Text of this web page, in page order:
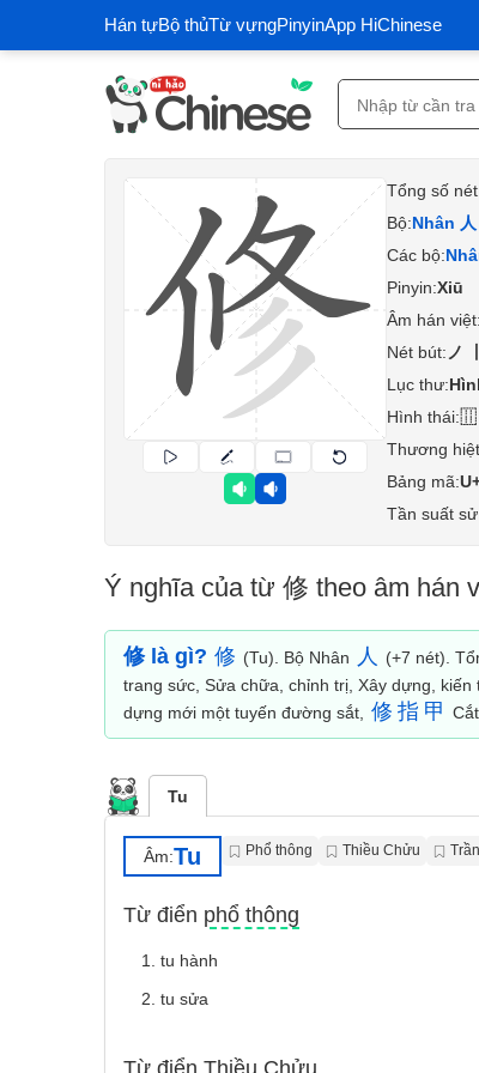
Hán tựBộ thủTừ vựngPinyinApp HiChinese
Tổng số
Bộ:Nhân
Các bộ:
Pinyin:Xiū
Âm hán việt:
Nét bút: ノ
Lục thư:
Hình thái:
Thương
Bảng mã:
Tần suất
Ý nghĩa của từ 修 theo âm hán
修 là gì? 修 (Tu). Bộ Nhân 人 (+7 nét).
trang sức, Sửa chữa, chỉnh trị, Xây dựng, kiến
dựng mới một tuyến đường sắt,
修 指 甲
Tu
Âm:Tu Phổ thông Thiều Chửu
Từ điển phổ thông
1. tu hành
2. tu sửa
Từ điển Thiều Chửu